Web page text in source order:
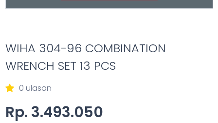
WIHA 304-96 COMBINATION
WRENCH SET 13 PCS
0 ulasan
Rp. 3.493.050